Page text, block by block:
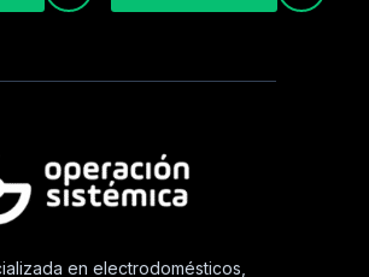
en electrodomésticos,